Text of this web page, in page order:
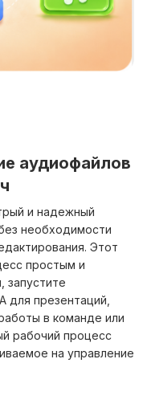
аудиофайлов
и надежный
необходимости
Этот
простым и
запустите
для презентаций,
в команде или
рабочий процесс
на управление